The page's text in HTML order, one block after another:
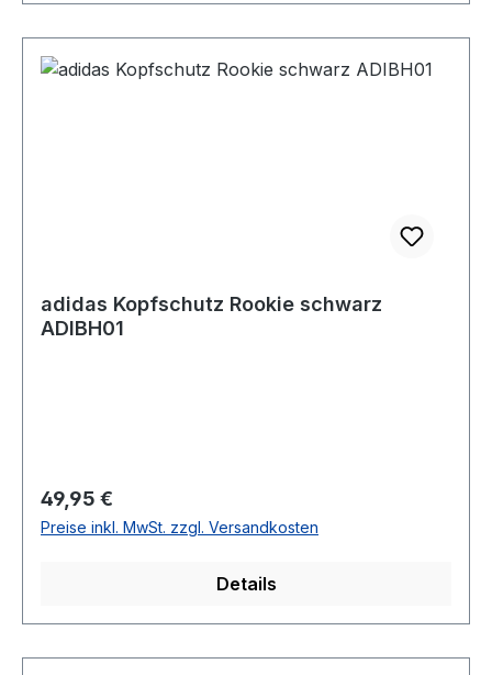
adidas Kopfschutz Rookie schwarz
ADIBH01
Regulärer Preis:
49,95 €
Preise inkl. MwSt. zzgl. Versandkosten
Details